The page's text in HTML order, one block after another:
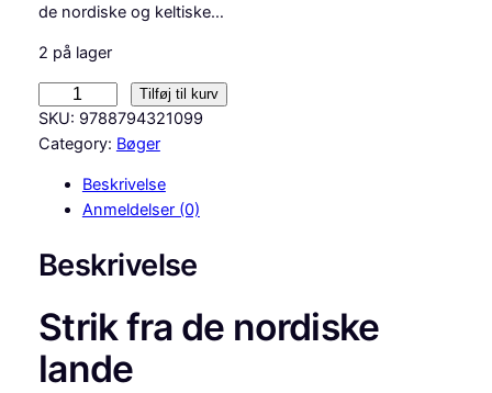
de nordiske og keltiske…
2 på lager
t
r
a
e
N
Tilføj til kurv
SKU: 9788794321099
Category: Bøger
Beskrivelse
Anmeldelser (0)
Beskrivelse
Strik fra de nordiske
lande